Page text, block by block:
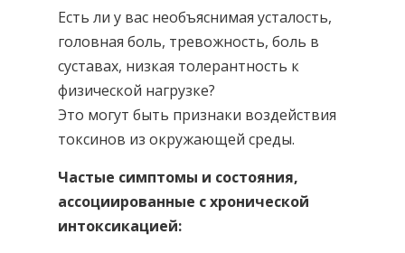
Есть ли у вас необъяснимая усталость,
головная боль, тревожность, боль в
суставах, низкая толерантность к
физической нагрузке?
Это могут быть признаки воздействия
токсинов из окружающей среды.
Частые симптомы и состояния,
ассоциированные с хронической
интоксикацией: